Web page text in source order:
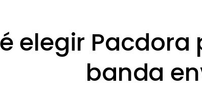
elegir
banda